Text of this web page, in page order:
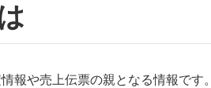
報や売上伝票の親となる情報です。